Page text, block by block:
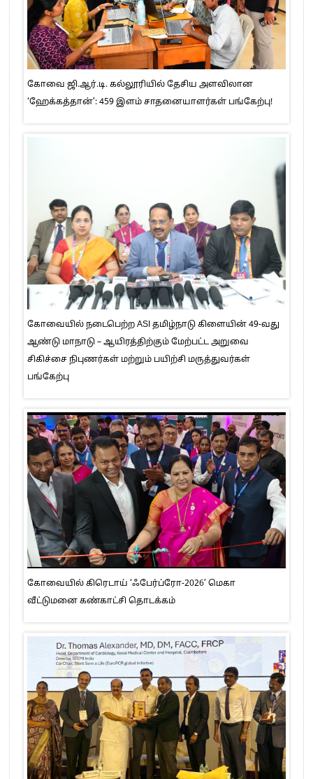
கோவை ஜி.ஆர்.டி. கல்லூரியில் தேசிய அளவிலான
‘ஹேக்கத்தான்’: 459 இளம் சாதனையாளர்கள் பங்கேற்பு!
கோவையில் நடைபெற்ற ASI தமிழ்நாடு கிளையின் 49-வது
ஆண்டு மாநாடு – ஆயிரத்திற்கும் மேற்பட்ட அறுவை
சிகிச்சை நிபுணர்கள் மற்றும் பயிற்சி மருத்துவர்கள்
பங்கேற்பு
கோவையில் கிரெடாய் ‘ஃபேர்ப்ரோ-2026’ மெகா
வீட்டுமனை கண்காட்சி தொடக்கம்